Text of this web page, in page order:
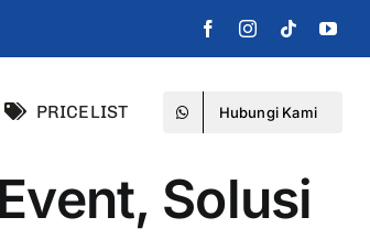
PRICELIST Hubungi Kami
Solusi